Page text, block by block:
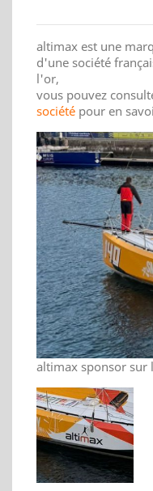
altimax est une
d'une société
l'or,
vous pouvez
société pour en
altimax sponsor sur